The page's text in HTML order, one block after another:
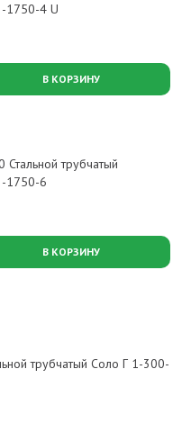
1750-4 U
В КОРЗИНУ
трубчатый
1750-6
В КОРЗИНУ
трубчатый Соло Г 1-300-